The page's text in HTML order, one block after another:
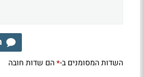
השדות המסומנים ב-*הם שדות חובה